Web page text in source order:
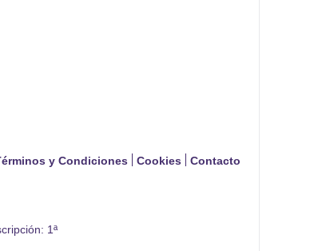
y Condiciones Cookies Contacto
1ª